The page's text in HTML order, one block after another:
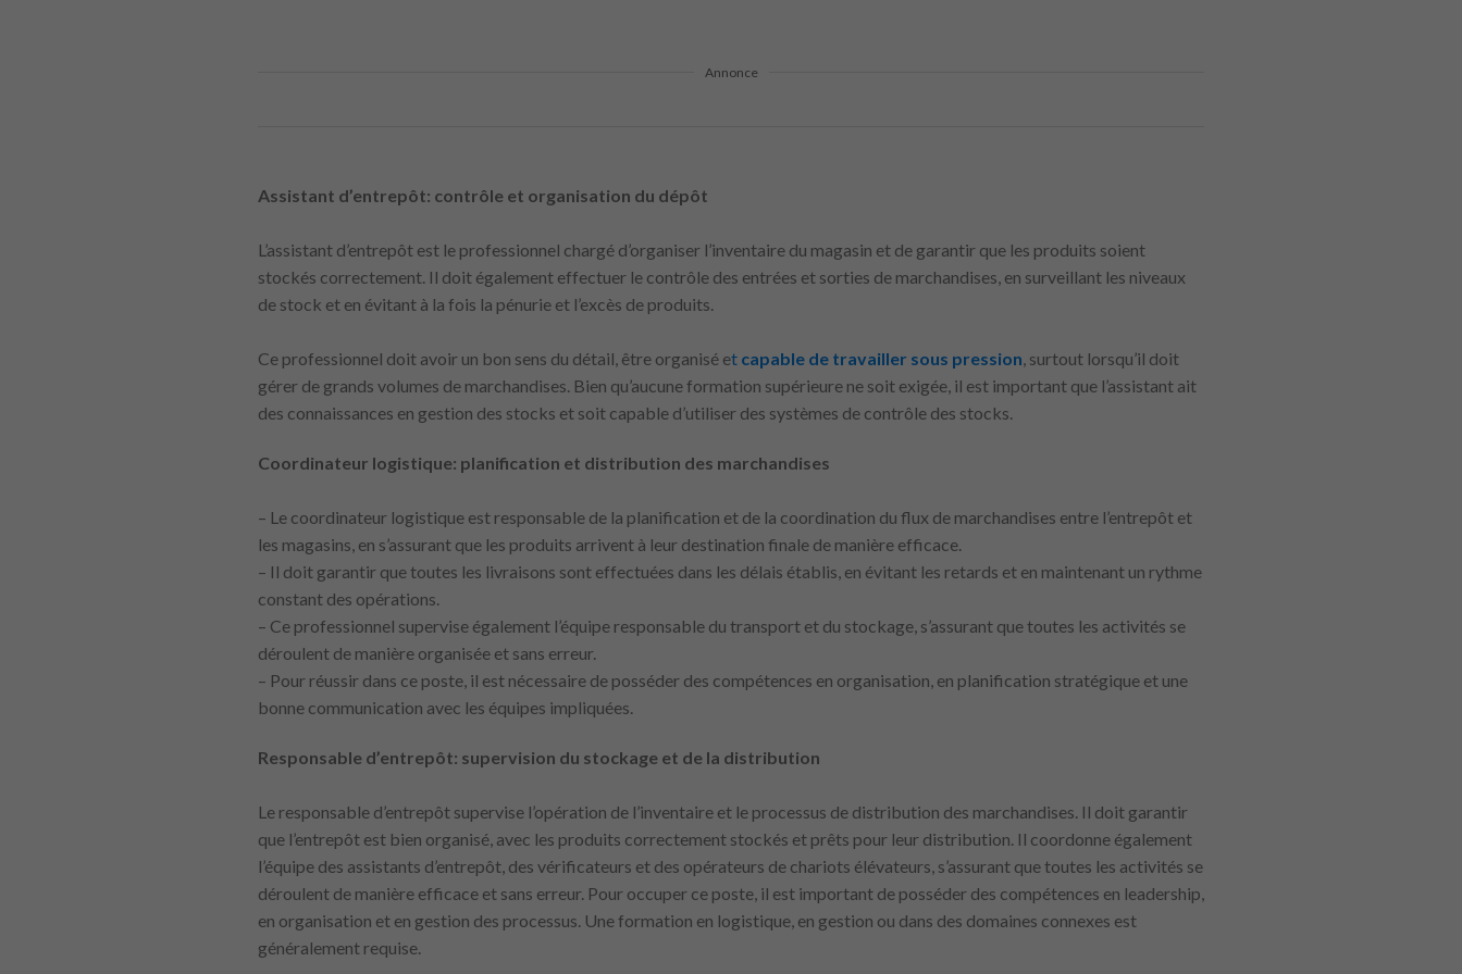
Annonce
Assistant d’entrepôt: contrôle et organisation du dépôt
L’assistant d’entrepôt est le professionnel chargé d’organiser l’inventaire du magasin et de garantir que les produits soient
stockés correctement. Il doit également effectuer le contrôle des entrées et sorties de marchandises, en surveillant les niveaux
de stock et en évitant à la fois la pénurie et l’excès de produits.
Ce professionnel doit avoir un bon sens du détail, être organisé et capable de travailler sous pression, surtout lorsqu’il doit
gérer de grands volumes de marchandises. Bien qu’aucune formation supérieure ne soit exigée, il est important que l’assistant ait
des connaissances en gestion des stocks et soit capable d’utiliser des systèmes de contrôle des stocks.
Coordinateur logistique: planification et distribution des marchandises
– Le coordinateur logistique est responsable de la planification et de la coordination du flux de marchandises entre l’entrepôt et
les magasins, en s’assurant que les produits arrivent à leur destination finale de manière efficace.
– Il doit garantir que toutes les livraisons sont effectuées dans les délais établis, en évitant les retards et en maintenant un rythme
constant des opérations.
– Ce professionnel supervise également l’équipe responsable du transport et du stockage, s’assurant que toutes les activités se
déroulent de manière organisée et sans erreur.
– Pour réussir dans ce poste, il est nécessaire de posséder des compétences en organisation, en planification stratégique et une
bonne communication avec les équipes impliquées.
Responsable d’entrepôt: supervision du stockage et de la distribution
Le responsable d’entrepôt supervise l’opération de l’inventaire et le processus de distribution des marchandises. Il doit garantir
que l’entrepôt est bien organisé, avec les produits correctement stockés et prêts pour leur distribution. Il coordonne également
l’équipe des assistants d’entrepôt, des vérificateurs et des opérateurs de chariots élévateurs, s’assurant que toutes les activités se
déroulent de manière efficace et sans erreur. Pour occuper ce poste, il est important de posséder des compétences en leadership,
en organisation et en gestion des processus. Une formation en logistique, en gestion ou dans des domaines connexes est
généralement requise.